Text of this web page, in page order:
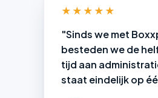
★★★★★
"Sinds we met
besteden we de
tijd aan
staat eindelijk op